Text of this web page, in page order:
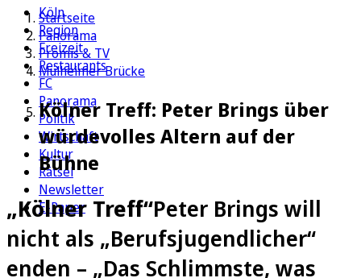
Köln
Region
Freizeit
Restaurants
FC
Panorama
Politik
Wirtschaft
Kultur
Rätsel
Newsletter
E-Paper
Startseite
Panorama
Promis & TV
Mülheimer Brücke
Kölner Treff: Peter Brings über
würdevolles Altern auf der
Bühne
„Kölner Treff“Peter Brings will
nicht als „Berufsjugendlicher“
enden – „Das Schlimmste, was